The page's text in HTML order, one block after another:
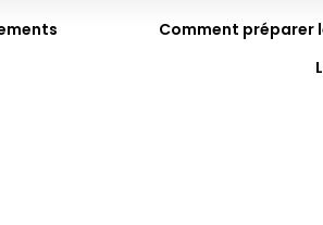
Comment préparer